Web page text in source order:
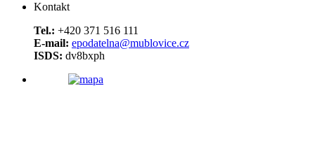
Kontakt
Tel.: +420 371 516 111
E-mail: epodatelna@mublovice.cz
ISDS: dv8bxph